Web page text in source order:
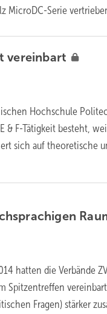
MicroDC-Serie
vereinbart
Hochschule
& F-Tätigkeit besteht,
sich auf theoretische
hatten die Verbände
Spitzentreffen
Fragen) stärker